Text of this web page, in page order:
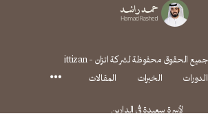
الدورات الخبرات المقالات
لأسرة سعيدة في الدارين